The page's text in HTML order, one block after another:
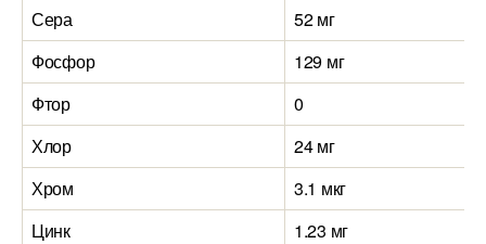
Сера
52 мг
Фосфор
129 мг
Фтор
0
Хлор
24 мг
Хром
3.1 мкг
Цинк
1.23 мг